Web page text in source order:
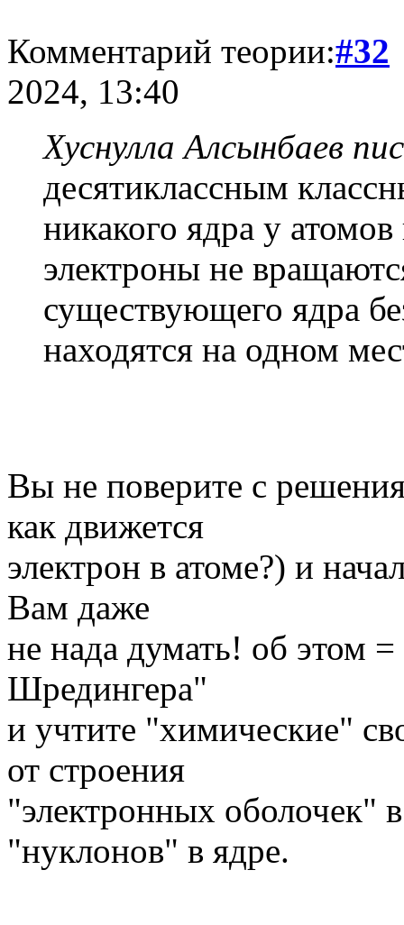
Комментарий теории:#32
2024, 13:40
Хуснулла Алсынбаев
десятиклассным
никакого ядра у
электроны не
существующего ядра
находятся на одном
Вы не поверите с
как движется
электрон в атоме?) и
Вам даже
не нада думать! об этом
Шредингера"
и учтите "химические"
от строения
"электронных оболочек"
"нуклонов" в ядре.